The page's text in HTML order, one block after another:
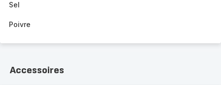
Sel
Poivre
Accessoires